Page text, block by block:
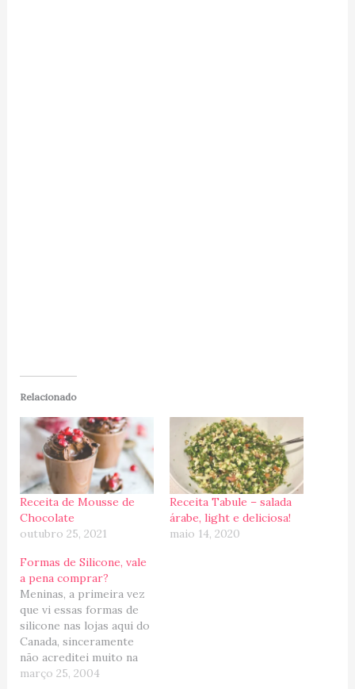
Relacionado
Receita de Mousse de
Chocolate
outubro 25, 2021
Receita Tabule – salada
árabe, light e deliciosa!
maio 14, 2020
Formas de Silicone, vale
a pena comprar?
Meninas, a primeira vez
que vi essas formas de
silicone nas lojas aqui do
Canada, sinceramente
não acreditei muito na
propaganda, pois achei
março 25, 2004